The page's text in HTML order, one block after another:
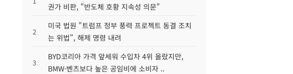
권가 비판, "반도체 호황 지속성 의문"
2
미국 법원 "트럼프 정부 풍력 프로젝트 동결 조치
는 위법", 해제 명령 내려
3
BYD코리아 가격 앞세워 수입차 4위 올랐지만,
BMW·벤츠보다 높은 공임비에 소비자 ..